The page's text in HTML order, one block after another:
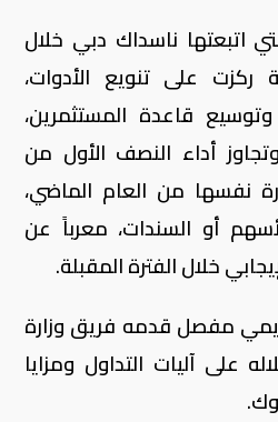
اتبعتها ناسداك دبي خلال
ركزت على تنويع الأدوات،
قاعدة المستثمرين،
أداء النصف الأول من
نفسها من العام الماضي،
أو السندات، معرباً عن
خلال الفترة المقبلة.
مفصل قدمه فريق وزارة
على آليات التداول ومزايا